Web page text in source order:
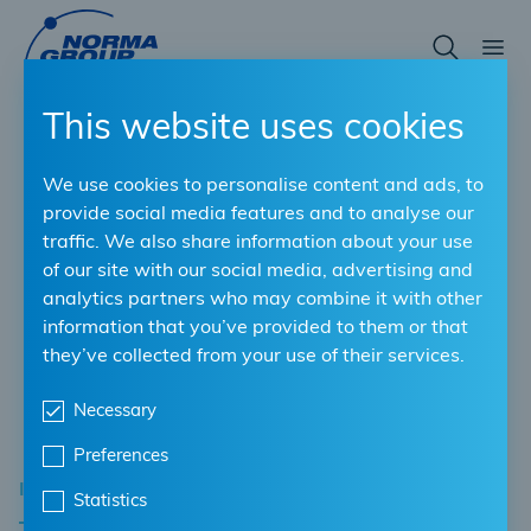
This website uses cookies
We use cookies to personalise content and ads, to
provide social media features and to analyse our
traffic. We also share information about your use
of our site with our social media, advertising and
analytics partners who may combine it with other
information that you’ve provided to them or that
they’ve collected from your use of their services.
Necessary
Preferences
Statistics
INGEGNERIA CIVILE